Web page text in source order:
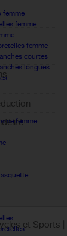
femme
femme
femme
courtes
longues
femme
et Sports |